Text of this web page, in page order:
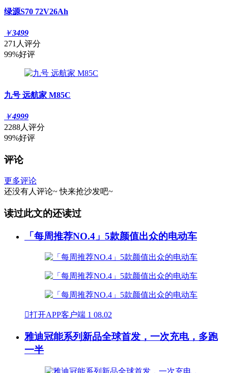
绿源S70 72V26Ah
￥3499
271人评分
99%好评
九号 远航家 M85C
￥4999
2288人评分
99%好评
评论
更多评论
还没有人评论~ 快来抢沙发吧~
读过此文的还读过
「每周推荐NO.4」5款颜值出众的电动车
打开APP客户端 1 08.02
雅迪冠能系列新品全球首发，一次充电，多跑
一半